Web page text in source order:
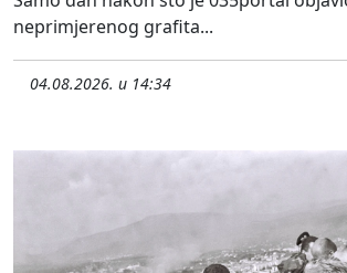
neprimjerenog grafita...
04.08.2026. u 14:34